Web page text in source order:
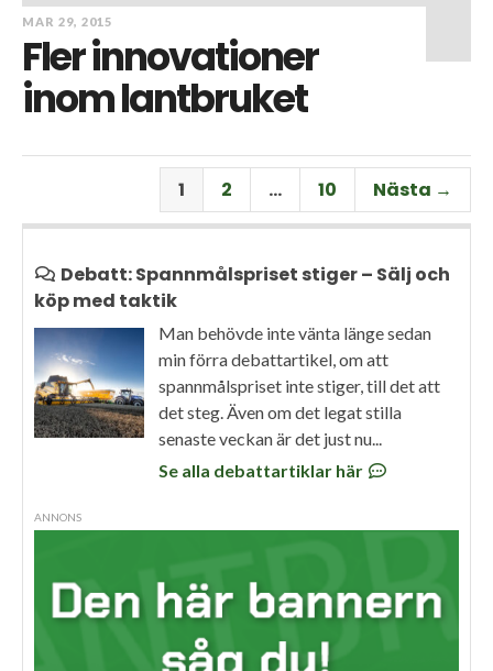
MAR 29, 2015
Fler innovationer
inom lantbruket
1 2 … 10 Nästa →
Debatt: Spannmålspriset stiger – Sälj och
köp med taktik
Man behövde inte vänta länge sedan
min förra debattartikel, om att
spannmålspriset inte stiger, till det att
det steg. Även om det legat stilla
senaste veckan är det just nu...
Se alla debattartiklar här
ANNONS